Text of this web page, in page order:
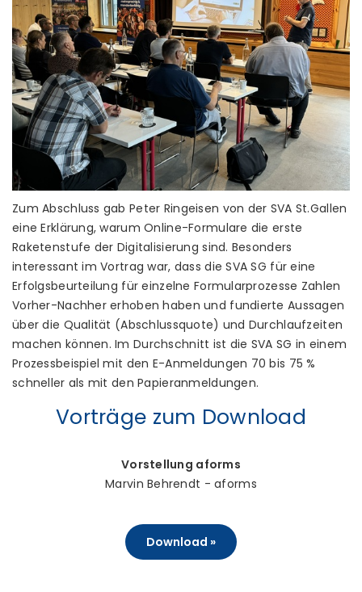
Zum Abschluss gab Peter Ringeisen von der SVA St.Gallen
eine Erklärung, warum Online-Formulare die erste
Raketenstufe der Digitalisierung sind. Besonders
interessant im Vortrag war, dass die SVA SG für eine
Erfolgsbeurteilung für einzelne Formularprozesse Zahlen
Vorher-Nachher erhoben haben und fundierte Aussagen
über die Qualität (Abschlussquote) und Durchlaufzeiten
machen können. Im Durchschnitt ist die SVA SG in einem
Prozessbeispiel mit den E-Anmeldungen 70 bis 75 %
schneller als mit den Papieranmeldungen.
Vorträge zum Download
Vorstellung aforms
Marvin Behrendt - aforms
Download »